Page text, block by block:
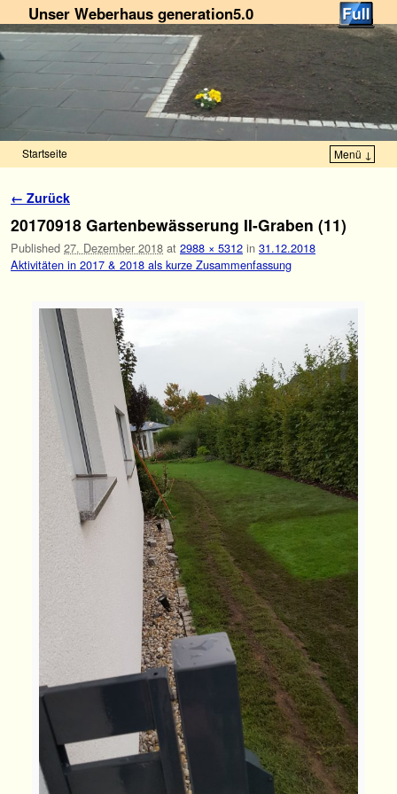
Unser Weberhaus generation5.0
Startseite Menü ↓
Bilder-Navigation
← Zurück
20170918 Gartenbewässerung II-Graben (11)
Published 27. Dezember 2018 at 2988 × 5312 in 31.12.2018
Aktivitäten in 2017 & 2018 als kurze Zusammenfassung